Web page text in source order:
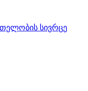
სივრცე